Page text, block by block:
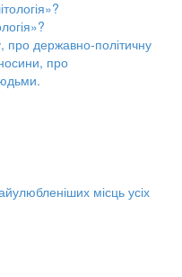
про державно-політичну
про
місць усіх